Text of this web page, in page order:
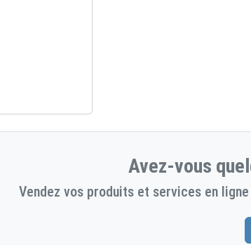
Avez-vous
Vendez vos produits et services en